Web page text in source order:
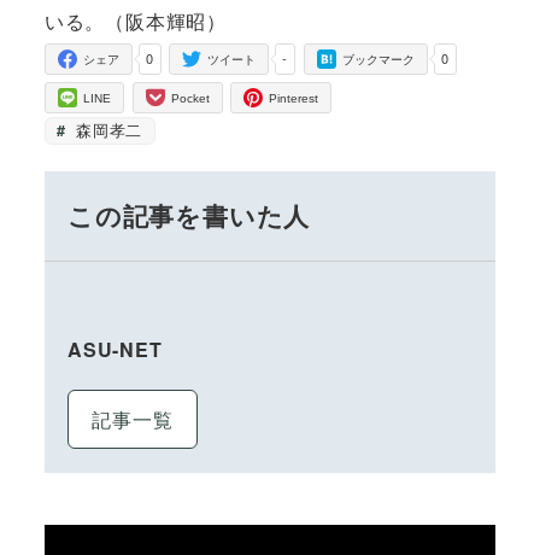
いる。（阪本輝昭）
0
シェア -
ツイート 0
ブックマーク
LINE Pocket Pinterest
森岡孝二
この記事を書いた人
ASU-NET
記事一覧